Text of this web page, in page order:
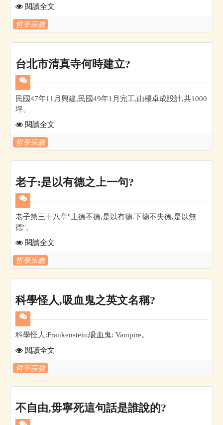
閱讀全文
哲學宗教
台北市清真寺何時建立?
民國47年11月興建,民國49年1月完工,由楊卓成設計,共1000
坪。
閱讀全文
哲學宗教
老子:是以有德之上一句?
老子第三十八章"上德不德,是以有德.下德不失德,是以無
德"。
閱讀全文
哲學宗教
科學怪人,吸血鬼之英文名稱?
科學怪人:Frankenstein;吸血鬼: Vampire。
閱讀全文
哲學宗教
不自由,毋寧死這句話是誰說的?